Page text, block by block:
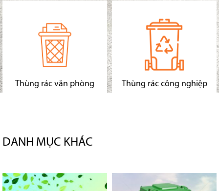
Thùng rác văn phòng Thùng rác công nghiệp
DANH MỤC KHÁC